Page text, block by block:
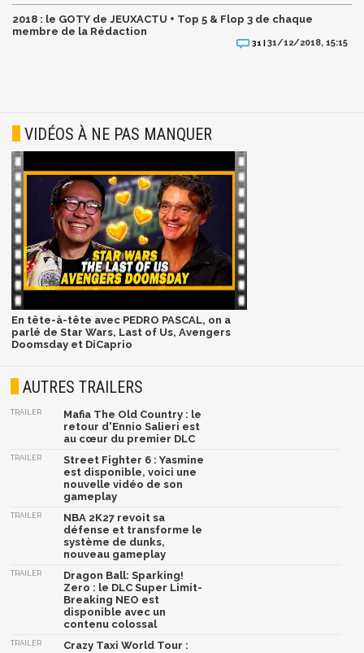
2018 : le GOTY de JEUXACTU + Top 5 & Flop 3 de chaque
membre de la Rédaction
31 | 31/12/2018, 15:15
VIDÉOS À NE PAS MANQUER
En tête-à-tête avec PEDRO PASCAL, on a
parlé de Star Wars, Last of Us, Avengers
Doomsday et DiCaprio
AUTRES TRAILERS
TRAILER
Mafia The Old Country : le
retour d'Ennio Salieri est
au cœur du premier DLC
TRAILER
Street Fighter 6 : Yasmine
est disponible, voici une
nouvelle vidéo de son
gameplay
TRAILER
NBA 2K27 revoit sa
défense et transforme le
système de dunks,
nouveau gameplay
TRAILER
Dragon Ball: Sparking!
Zero : le DLC Super Limit-
Breaking NEO est
disponible avec un
contenu colossal
TRAILER
Crazy Taxi World Tour :